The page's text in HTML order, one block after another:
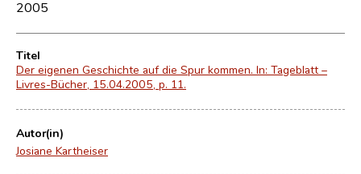
2005
Titel
Der eigenen Geschichte auf die Spur kommen. In: Tageblatt –
Livres-Bücher, 15.04.2005, p. 11.
Autor(in)
Josiane Kartheiser